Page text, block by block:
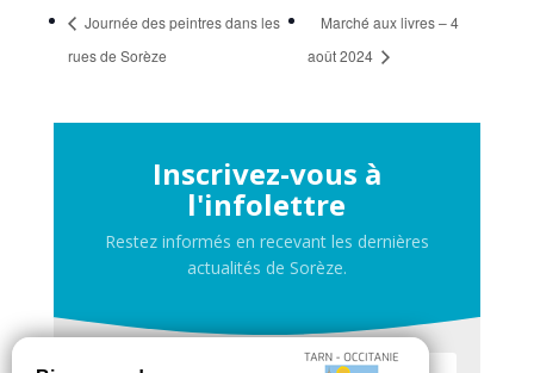
Journée des peintres dans les
rues de Sorèze
Marché aux livres – 4
août 2024
Inscrivez-vous à
l'infolettre
Restez informés en recevant les dernières
actualités de Sorèze.